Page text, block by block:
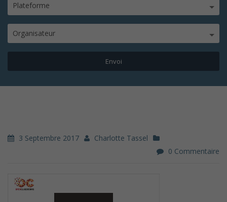
Plateforme
Organisateur
3 Septembre 2017
Charlotte Tassel
0 Commentaire